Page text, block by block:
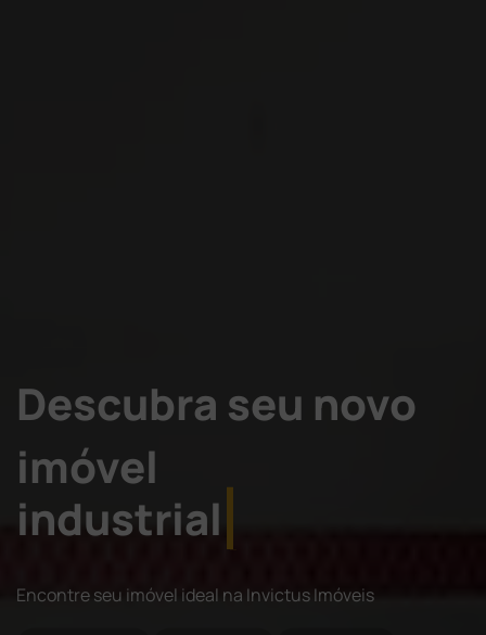
Descubra seu novo
imóvel
industrial
Encontre seu imóvel ideal na Invictus Imóveis